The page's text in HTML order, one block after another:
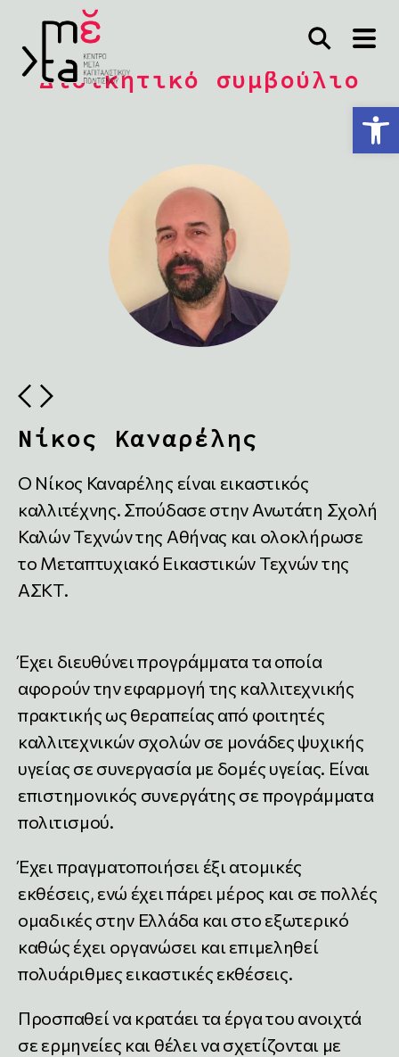
Ανοίξτε τη γραμμή εργαλείων
Διοικητικό συμβούλιο
Νίκος Καναρέλης
Ο Νίκος Καναρέλης είναι εικαστικός
καλλιτέχνης. Σπούδασε στην Ανωτάτη Σχολή
Καλών Τεχνών της Αθήνας και ολοκλήρωσε
το Μεταπτυχιακό Εικαστικών Τεχνών της
ΑΣΚΤ.
Έχει διευθύνει προγράμματα τα οποία
αφορούν την εφαρμογή της καλλιτεχνικής
πρακτικής ως θεραπείας από φοιτητές
καλλιτεχνικών σχολών σε μονάδες ψυχικής
υγείας σε συνεργασία με δομές υγείας. Είναι
επιστημονικός συνεργάτης σε προγράμματα
πολιτισμού.
Έχει πραγματοποιήσει έξι ατομικές
εκθέσεις, ενώ έχει πάρει μέρος και σε πολλές
ομαδικές στην Ελλάδα και στο εξωτερικό
καθώς έχει οργανώσει και επιμεληθεί
πολυάριθμες εικαστικές εκθέσεις.
Προσπαθεί να κρατάει τα έργα του ανοιχτά
σε ερμηνείες και θέλει να σχετίζονται με